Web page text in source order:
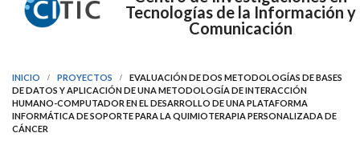
Tecnologías de la Información y
Comunicación
INICIO PROYECTOS
EVALUACIÓN DE DOS METODOLOGÍAS DE BASES
DE DATOS Y APLICACIÓN DE UNA METODOLOGÍA DE INTERACCIÓN
HUMANO-COMPUTADOR EN EL DESARROLLO DE UNA PLATAFORMA
INFORMÁTICA DE SOPORTE PARA LA QUIMIOTERAPIA PERSONALIZADA DE
CÁNCER